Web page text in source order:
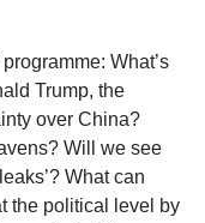
What’s
Trump, the
over China?
Will we see
What can
the political level by